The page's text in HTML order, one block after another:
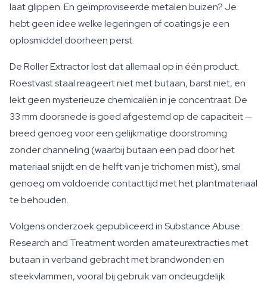
laat glippen. En geïmproviseerde metalen buizen? Je
hebt geen idee welke legeringen of coatings je een
oplosmiddel doorheen perst.
De Roller Extractor lost dat allemaal op in één product.
Roestvast staal reageert niet met butaan, barst niet, en
lekt geen mysterieuze chemicaliën in je concentraat. De
33 mm doorsnede is goed afgestemd op de capaciteit —
breed genoeg voor een gelijkmatige doorstroming
zonder channeling (waarbij butaan een pad door het
materiaal snijdt en de helft van je trichomen mist), smal
genoeg om voldoende contacttijd met het plantmateriaal
te behouden.
Volgens onderzoek gepubliceerd inSubstance Abuse:
Research and Treatmentworden amateurextracties met
butaan in verband gebracht met brandwonden en
steekvlammen, vooral bij gebruik van ondeugdelijk